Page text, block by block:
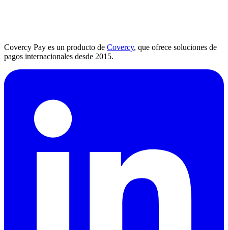
Covercy Pay es un producto de Covercy, que ofrece soluciones de
pagos internacionales desde 2015.